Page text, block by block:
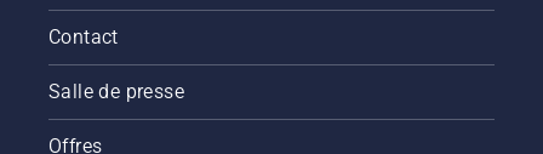
Contact
Salle de presse
Offres